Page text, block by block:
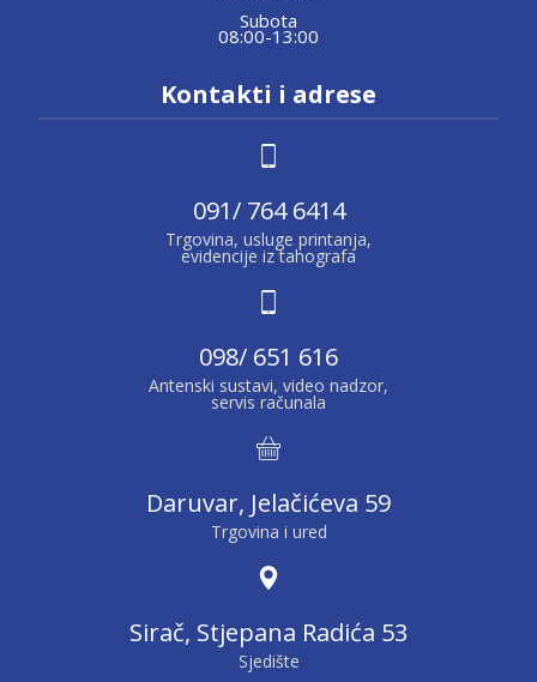
Subota
08:00-13:00
Kontakti i adrese
091/ 764 6414
Trgovina, usluge printanja,
evidencije iz tahografa
098/ 651 616
Antenski sustavi, video nadzor,
servis računala
Daruvar, Jelačićeva 59
Trgovina i ured
Sirač, Stjepana Radića 53
Sjedište